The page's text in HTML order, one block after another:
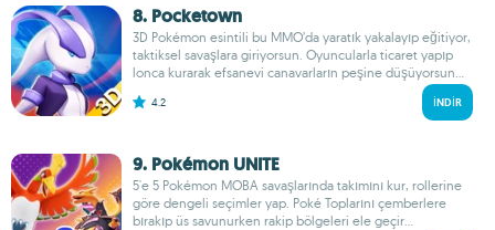
8. Pocketown
3D Pokémon esintili bu MMO’da yaratık yakalayıp eğitiyor,
taktiksel savaşlara giriyorsun. Oyuncularla ticaret yapıp
lonca kurarak efsanevi canavarların peşine düşüyorsun...
4.2 İNDIR
9. Pokémon UNITE
5'e 5 Pokémon MOBA savaşlarında takımını kur, rollerine
göre dengeli seçimler yap. Poké Toplarını çemberlere
bırakıp üs savunurken rakip bölgeleri ele geçir...